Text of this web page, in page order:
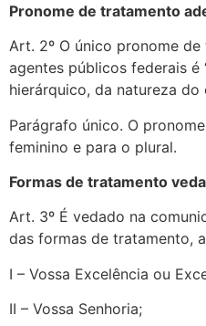
Pronome de tratamento
Art. 2º O único pronome
agentes públicos federais é
hierárquico, da natureza
Parágrafo único. O
feminino e para o plural.
Formas de tratamento
Art. 3º É vedado na
das formas de tratamento,
I – Vossa Excelência ou
II – Vossa Senhoria;